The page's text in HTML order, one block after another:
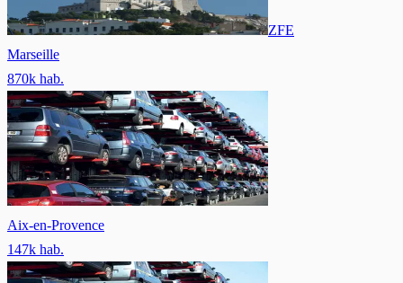
ZFE
Marseille
870k hab.
Aix-en-Provence
147k hab.